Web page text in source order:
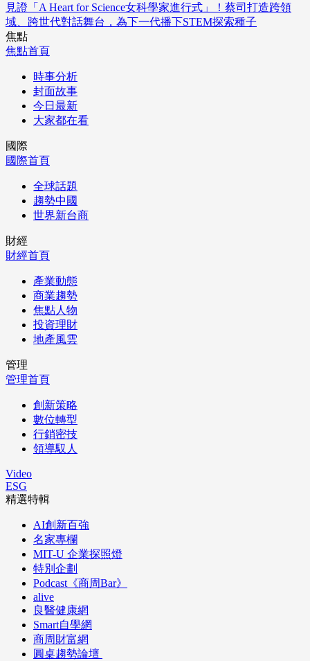
見證「A Heart for Science女科學家進行式」！蔡司打造跨領
域、跨世代對話舞台，為下一代播下STEM探索種子
焦點
焦點首頁
時事分析
封面故事
今日最新
大家都在看
國際
國際首頁
全球話題
趨勢中國
世界新台商
財經
財經首頁
產業動態
商業趨勢
焦點人物
投資理財
地產風雲
管理
管理首頁
創新策略
數位轉型
行銷密技
領導馭人
Video
ESG
精選特輯
AI創新百強
名家專欄
MIT-U 企業探照燈
特別企劃
Podcast《商周Bar》
alive
良醫健康網
Smart自學網
商周財富網
圓桌趨勢論壇